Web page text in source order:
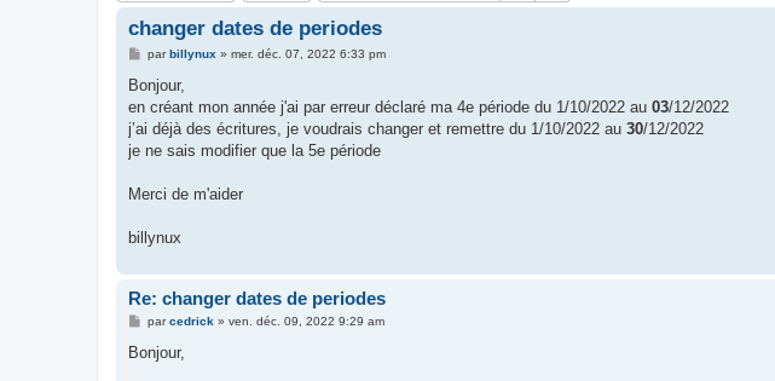
changer dates de periodes
M
s
a
g
parbillynux » mer. déc. 07, 2022 6:33 pm
Bonjour,
en créant mon année j'ai par erreur déclaré ma 4e période du 1/10/2022 au 03/12/2022
j’ai déjà des écritures, je voudrais changer et remettre du 1/10/2022 au 30/12/2022
je ne sais modifier que la 5e période
Merci de m'aider
billynux
Re: changer dates de periodes
M
s
parcedrick » ven. déc. 09, 2022 9:29 am
Bonjour,